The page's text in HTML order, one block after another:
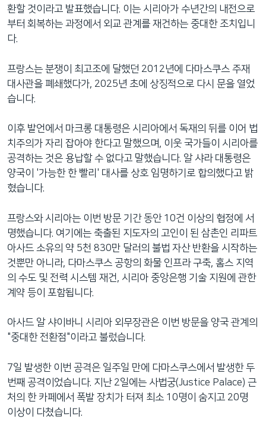
환할 것이라고 발표했습니다. 이는 시리아가 수년간의 내전으로
부터 회복하는 과정에서 외교 관계를 재건하는 중대한 조치입니
다.
프랑스는 분쟁이 최고조에 달했던 2012년에 다마스쿠스 주재
대사관을 폐쇄했다가, 2025년 초에 상징적으로 다시 문을 열었
습니다.
이후 발언에서 마크롱 대통령은 시리아에서 독재의 뒤를 이어 법
치주의가 자리 잡아야 한다고 말했으며, 이웃 국가들이 시리아를
공격하는 것은 용납할 수 없다고 말했습니다. 알 샤라 대통령은
양국이 '가능한 한 빨리' 대사를 상호 임명하기로 합의했다고 밝
혔습니다.
프랑스와 시리아는 이번 방문 기간 동안 10건 이상의 협정에 서
명했습니다. 여기에는 축출된 지도자의 고인이 된 삼촌인 리파트
아사드 소유의 약 5천 830만 달러의 불법 자산 반환을 시작하는
것뿐만 아니라, 다마스쿠스 공항의 화물 인프라 구축, 홈스 지역
의 수도 및 전력 시스템 재건, 시리아 중앙은행 기술 지원에 관한
계약 등이 포함됩니다.
아사드 알 샤이바니 시리아 외무장관은 이번 방문을 양국 관계의
"중대한 전환점"이라고 불렀습니다.
7일 발생한 이번 공격은 일주일 만에 다마스쿠스에서 발생한 두
번째 공격이었습니다. 지난 2일에는 사법궁(Justice Palace) 근
처의 한 카페에서 폭발 장치가 터져 최소 10명이 숨지고 20명
이상이 다쳤습니다.